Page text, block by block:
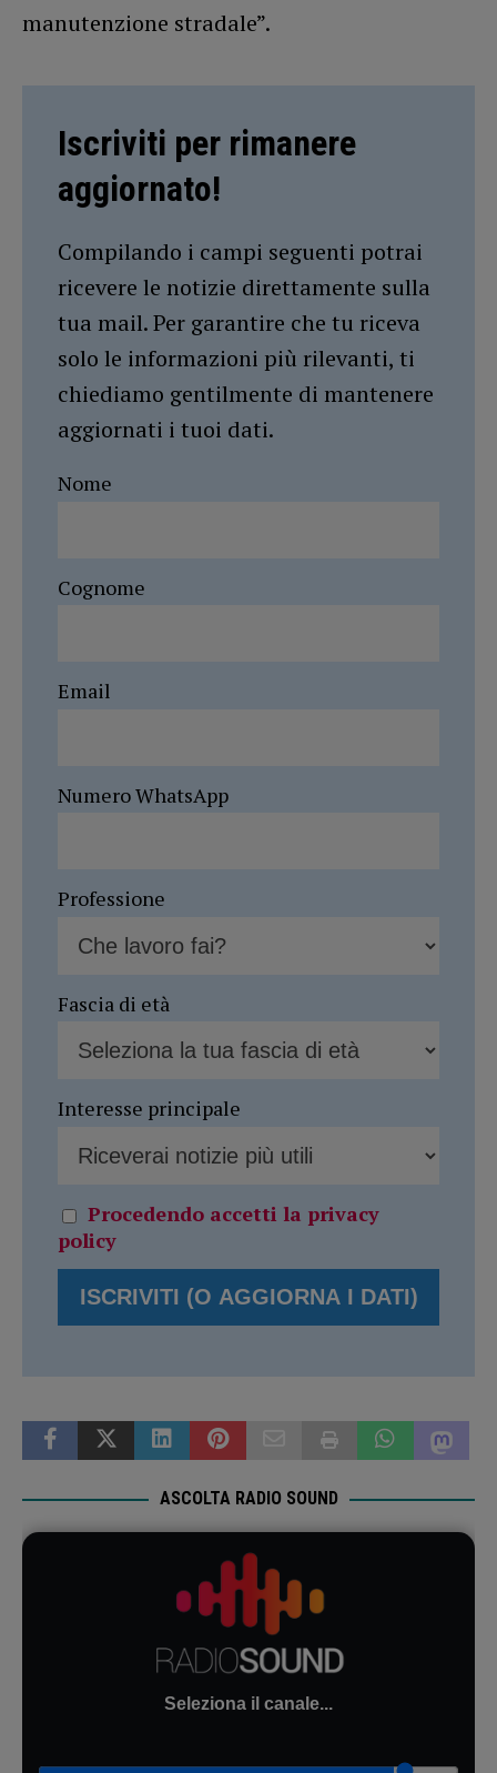
manutenzione stradale”.
Iscriviti per rimanere
aggiornato!
Compilando i campi seguenti potrai
ricevere le notizie direttamente sulla
tua mail. Per garantire che tu riceva
solo le informazioni più rilevanti, ti
chiediamo gentilmente di mantenere
aggiornati i tuoi dati.
Nome
Cognome
Email
Numero WhatsApp
Professione
Fascia di età
Interesse principale
Procedendo accetti la privacy
policy
ASCOLTA RADIO SOUND
Seleziona il canale...